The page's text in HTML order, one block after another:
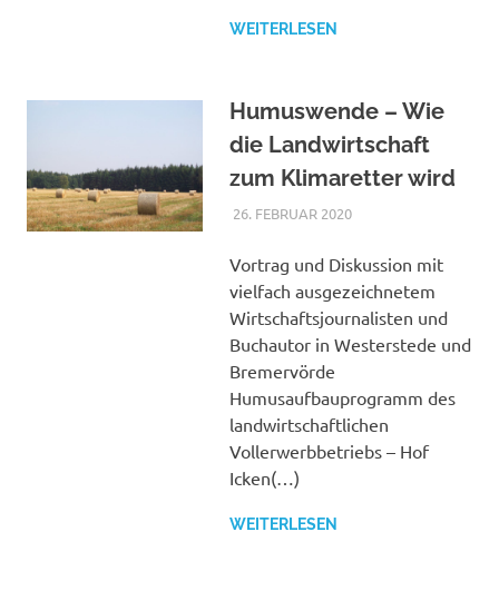
WEITERLESEN
Humuswende – Wie
die Landwirtschaft
zum Klimaretter wird
26. FEBRUAR 2020ADMIN_SLR
VERANSTALTUNGEN
Vortrag und Diskussion mit
vielfach ausgezeichnetem
Wirtschaftsjournalisten und
Buchautor in Westerstede und
Bremervörde
Humusaufbauprogramm des
landwirtschaftlichen
Vollerwerbbetriebs – Hof
Icken(…)
WEITERLESEN